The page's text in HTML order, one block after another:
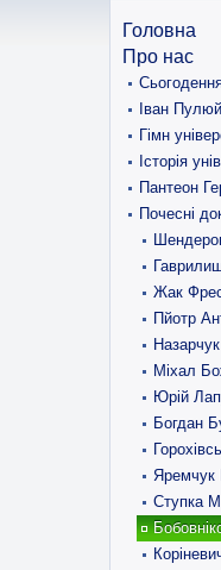
Головна
Про нас
Іван Пулюй
Гімн
Історія
Пантеон
Почесні
Жак
Пйотр
Міхал
Юрій
Богдан
Яремчук
Ступка